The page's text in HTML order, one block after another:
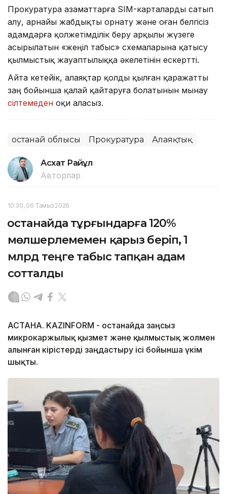
Прокуратура азаматтарға SIM-карталарды сатып
алу, арнайы жабдықты орнату және оған белгісіз
адамдарға қолжетімділік беру арқылы жүзеге
асырылатын «жеңіл табыс» схемаларына қатысу
қылмыстық жауаптылыққа әкелетінін ескертті.
Айта кетейік, алаяқтар қолды қылған қаражатты
заң бойынша қалай қайтаруға болатынын мынау
сілтемеден оқи аласыз.
Қостанай облысы Прокуратура Алаяқтық
Асхат Райқұл
Авторлар
10:30, 06 Тамыз 2026
Қостанайда тұрғындарға 120%
мөлшерлемемен қарыз беріп, 1
млрд теңге табыс тапқан адам
сотталды
АСТАНА. KAZINFORM - Қостанайда заңсыз
микрокаржылық қызмет және қылмыстық жолмен
алынған кірістерді заңдастыру ісі бойынша үкім
шықты.